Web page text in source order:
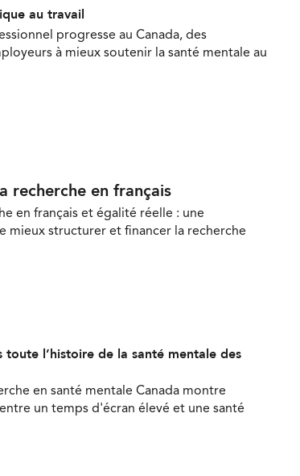
au travail
progresse au Canada, des
à mieux soutenir la santé mentale au
recherche en français
en français et égalité réelle : une
mieux structurer et financer la recherche
toute l’histoire de la santé mentale des
en santé mentale Canada montre
un temps d'écran élevé et une santé